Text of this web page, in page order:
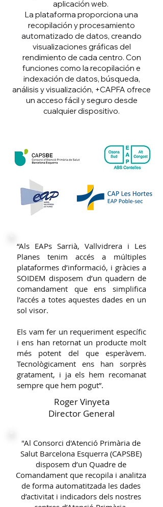
aplicación web.
La plataforma proporciona una
recopilación y procesamiento
automatizado de datos, creando
visualizaciones gráficas del
rendimiento de cada centro. Con
funciones como la recopilación e
indexación de datos, búsqueda,
análisis y visualización, +CAPFA ofrece
un acceso fácil y seguro desde
cualquier dispositivo.
“Als EAPs Sarrià, Vallvidrera i Les
Planes tenim accés a múltiples
plataformes d’informació, i gràcies a
SOIDEM disposem d’un quadern de
comandament que ens simplifica
l’accés a totes aquestes dades en un
sol visor.
Els vam fer un requeriment específic
i ens han retornat un producte molt
més potent del que esperàvem.
Tecnològicament ens han sorprès
gratament, i ja els hem recomanat
sempre que hem pogut”.
Roger Vinyeta
Director General
"Al Consorci d'Atenció Primària de
Salut Barcelona Esquerra (CAPSBE)
disposem d’un Quadre de
Comandament que recopila i analitza
de forma automatitzada les dades
d’activitat i indicadors dels nostres